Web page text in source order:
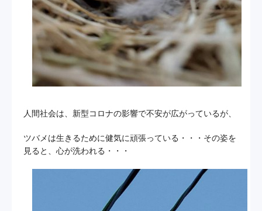
人間社会は、新型コロナの影響で不安が広がっているが、
ツバメは生きるために健気に頑張っている・・・その姿を
見ると、心が洗われる・・・